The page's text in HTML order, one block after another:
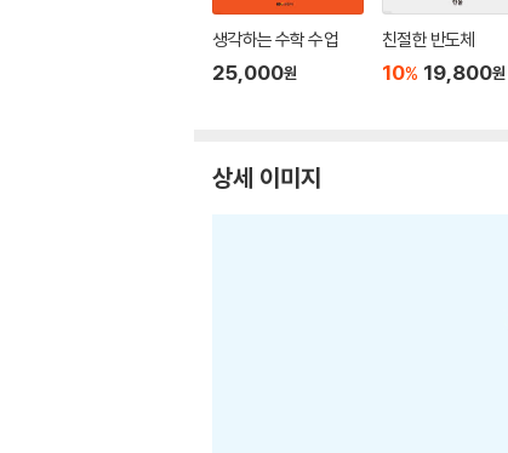
생각하는 수학 수업
25,000원
친절한 반도체
10% 19,800원
상세 이미지